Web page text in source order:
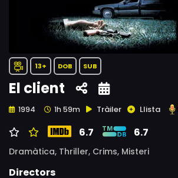
13+ DOB SUB
El client
1994 1h 59m Tràiler Llista
6.7 6.7
Dramàtica, Thriller, Crims, Misteri
Directors